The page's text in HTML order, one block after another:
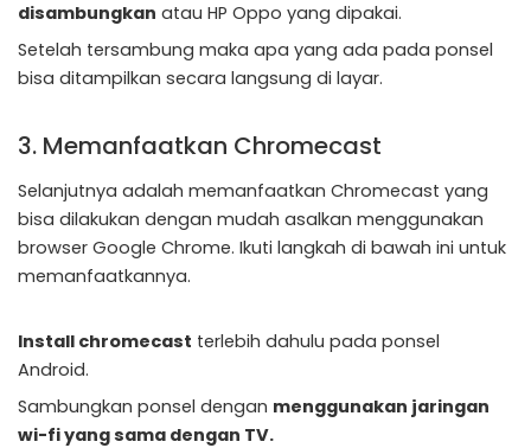
disambungkan atau HP Oppo yang dipakai.
Setelah tersambung maka apa yang ada pada ponsel
bisa ditampilkan secara langsung di layar.
3. Memanfaatkan Chromecast
Selanjutnya adalah memanfaatkan Chromecast yang
bisa dilakukan dengan mudah asalkan menggunakan
browser Google Chrome. Ikuti langkah di bawah ini untuk
memanfaatkannya.
Install chromecast terlebih dahulu pada ponsel
Android.
Sambungkan ponsel dengan menggunakan jaringan
wi-fi yang sama dengan TV.